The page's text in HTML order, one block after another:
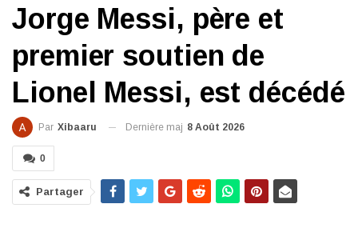
Jorge Messi, père et
premier soutien de
Lionel Messi, est décédé
Par Xibaaru Dernière maj 8 Août 2026
0
Partager